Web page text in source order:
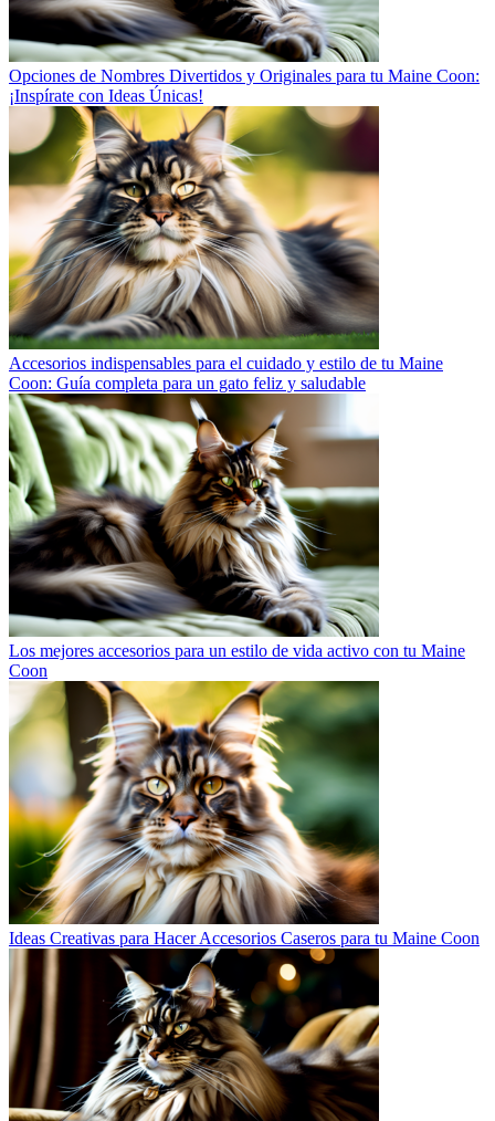
Opciones de Nombres Divertidos y Originales para tu Maine Coon:
¡Inspírate con Ideas Únicas!
Accesorios indispensables para el cuidado y estilo de tu Maine
Coon: Guía completa para un gato feliz y saludable
Los mejores accesorios para un estilo de vida activo con tu Maine
Coon
Ideas Creativas para Hacer Accesorios Caseros para tu Maine Coon